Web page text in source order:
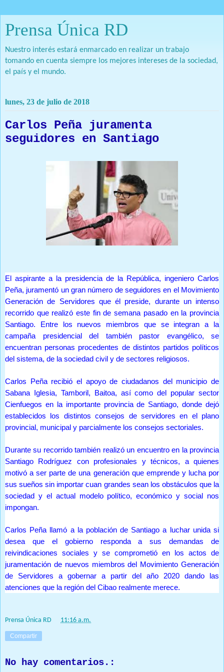
Prensa Única RD
Nuestro interés estará enmarcado en realizar un trabajo
tomando en cuenta siempre los mejores intereses de la sociedad,
el país y el mundo.
lunes, 23 de julio de 2018
Carlos Peña juramenta
seguidores en Santiago
El aspirante a la presidencia de la República, ingeniero Carlos
Peña, juramentó un gran número de seguidores en el Movimiento
Generación de Servidores que él preside, durante un intenso
recorrido que realizó este fin de semana pasado en la provincia
Santiago. Entre los nuevos miembros que se integran a la
campaña presidencial del también pastor evangélico, se
encuentran personas procedentes de distintos partidos políticos
del sistema, de la sociedad civil y de sectores religiosos.
Carlos Peña recibió el apoyo de ciudadanos del municipio de
Sabana Iglesia, Tamboril, Baitoa, así como del popular sector
Cienfuegos en la importante provincia de Santiago, donde dejó
establecidos los distintos consejos de servidores en el plano
provincial, municipal y parcialmente los consejos sectoriales.
Durante su recorrido también realizó un encuentro en la provincia
Santiago Rodríguez con profesionales y técnicos, a quienes
motivó a ser parte de una generación que emprende y lucha por
sus sueños sin importar cuan grandes sean los obstáculos que la
sociedad y el actual modelo político, económico y social nos
impongan.
Carlos Peña llamó a la población de Santiago a luchar unida si
desea que el gobierno responda a sus demandas de
reivindicaciones sociales y se comprometió en los actos de
juramentación de nuevos miembros del Movimiento Generación
de Servidores a gobernar a partir del año 2020 dando las
atenciones que la región del Cibao realmente merece.
Prensa Única RD 11:16 a.m.
Compartir
No hay comentarios.: